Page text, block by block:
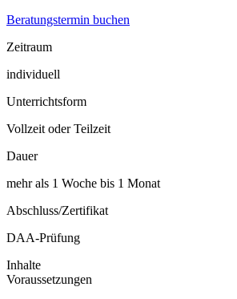
Beratungstermin buchen
Zeitraum
individuell
Unterrichtsform
Vollzeit oder Teilzeit
Dauer
mehr als 1 Woche bis 1 Monat
Abschluss/Zertifikat
DAA-Prüfung
Inhalte
Voraussetzungen